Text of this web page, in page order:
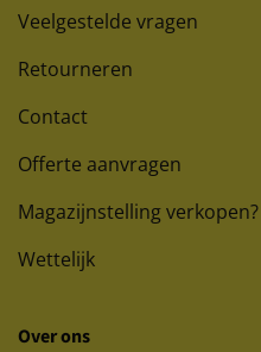
Veelgestelde vragen
Retourneren
Contact
Offerte aanvragen
Magazijnstelling verkopen?
Wettelijk
Over ons